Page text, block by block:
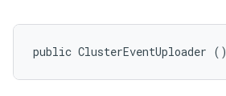
public ClusterEventUploader ()